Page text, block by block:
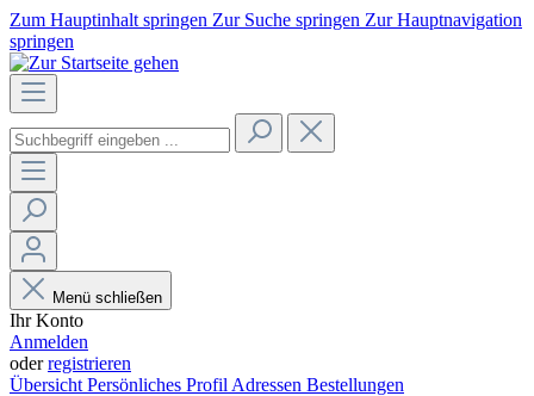
Zum Hauptinhalt springen Zur Suche springen Zur Hauptnavigation
springen
Menü schließen
Ihr Konto
Anmelden
oderregistrieren
Übersicht Persönliches Profil Adressen Bestellungen